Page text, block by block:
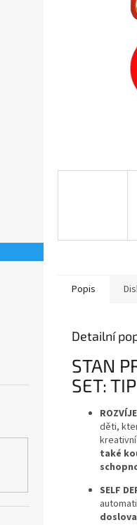
Popis
Detailní
STAN
SET:
děti,
také
SELF